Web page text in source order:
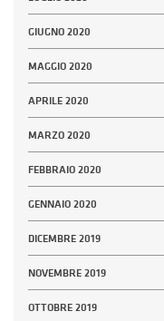
GIUGNO 2020
MAGGIO 2020
APRILE 2020
MARZO 2020
FEBBRAIO 2020
GENNAIO 2020
DICEMBRE 2019
NOVEMBRE 2019
OTTOBRE 2019